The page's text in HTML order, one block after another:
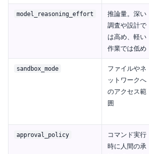
model_reasoning_effort
推論量。深い
調査や設計で
は高め、軽い
作業では低め
sandbox_mode
ファイルやネ
ットワークへ
のアクセス範
囲
approval_policy
コマンド実行
時に人間の承